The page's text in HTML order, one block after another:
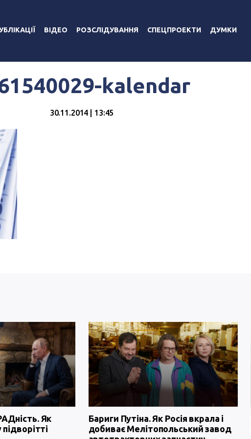
ВІДЕО РОЗСЛІДУВАННЯ СПЕЦПРОЕКТИ ДУМКИ
kalendar
30.11.2014 | 13:45
Як
Бариги Путіна. Як Росія вкрала і
добиває Мелітопольський завод